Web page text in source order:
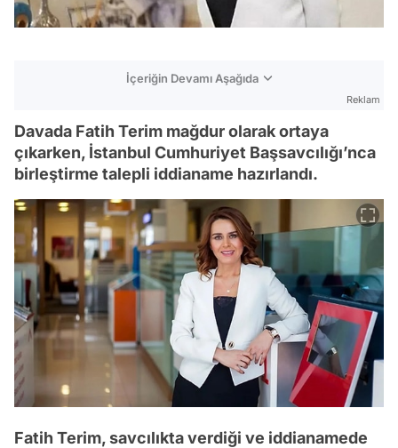
İçeriğin Devamı Aşağıda
Reklam
Davada Fatih Terim mağdur olarak ortaya
çıkarken, İstanbul Cumhuriyet Başsavcılığı’nca
birleştirme talepli iddianame hazırlandı.
Fatih Terim, savcılıkta verdiği ve iddianamede